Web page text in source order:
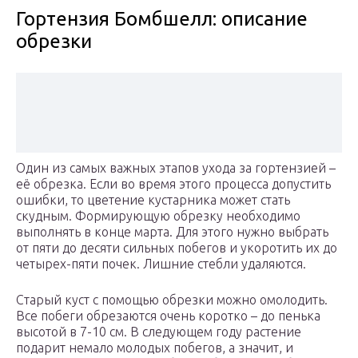
Гортензия Бомбшелл: описание
обрезки
Один из самых важных этапов ухода за гортензией –
её обрезка. Если во время этого процесса допустить
ошибки, то цветение кустарника может стать
скудным. Формирующую обрезку необходимо
выполнять в конце марта. Для этого нужно выбрать
от пяти до десяти сильных побегов и укоротить их до
четырех-пяти почек. Лишние стебли удаляются.
Старый куст с помощью обрезки можно омолодить.
Все побеги обрезаются очень коротко – до пенька
высотой в 7-10 см. В следующем году растение
подарит немало молодых побегов, а значит, и